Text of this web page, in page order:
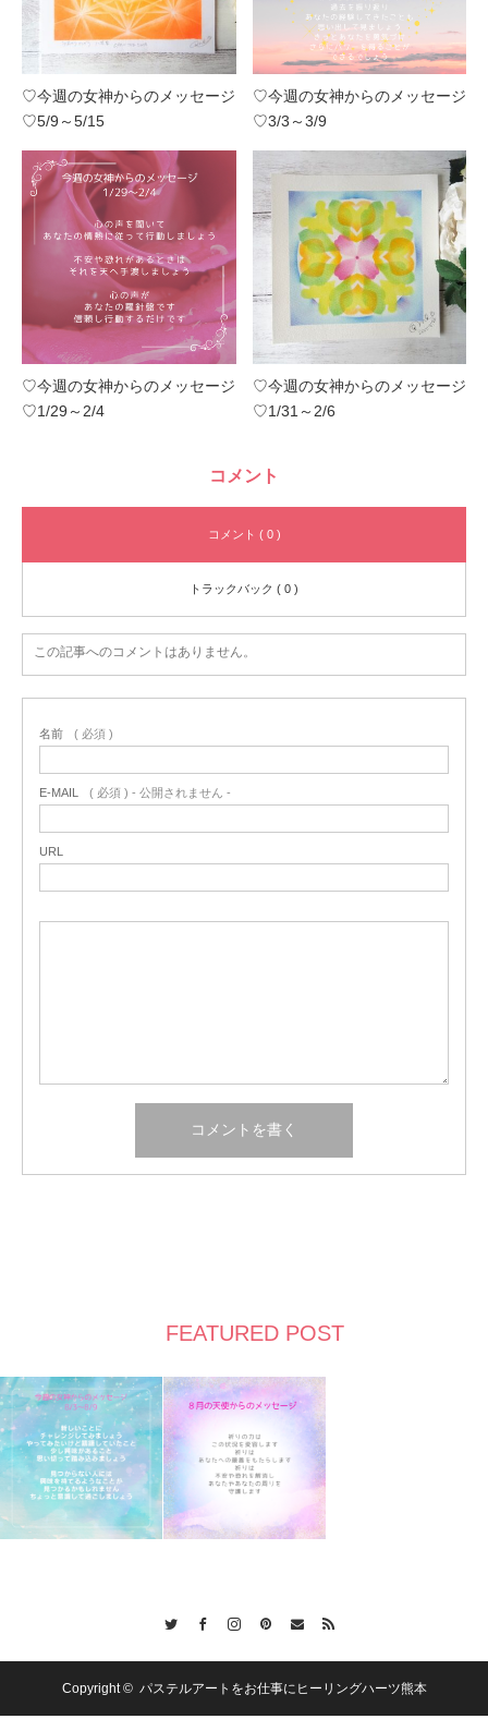
♡今週の女神からのメッセージ
♡5/9～5/15
♡今週の女神からのメッセージ
♡3/3～3/9
♡今週の女神からのメッセージ
♡1/29～2/4
♡今週の女神からのメッセージ
♡1/31～2/6
コメント
コメント ( 0 )
トラックバック ( 0 )
この記事へのコメントはありません。
名前 ( 必須 )
E-MAIL ( 必須 ) - 公開されません -
URL
FEATURED POST
Copyright © パステルアートをお仕事にヒーリングハーツ熊本